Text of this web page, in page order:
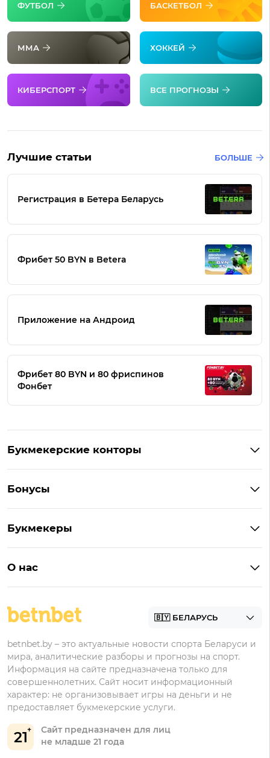
ФУТБОЛ БАСКЕТБОЛ
ММА ХОККЕЙ
КИБЕРСПОРТ ВСЕ ПРОГНОЗЫ
Лучшие статьи БОЛЬШЕ
Регистрация в Бетера Беларусь
Фрибет 50 BYN в Betera
Приложение на Андроид
Фрибет 80 BYN и 80 фриспинов
Фонбет
Букмекерские конторы
Букмекеры на Андроид
БК для ставок на киберспорт
Бонусы
Бонус на депозит
Бонусы Бетера
Бонусы Винлайн
Букмекеры
Марафонбет
О нас
21
Сайт предназначен для лиц
не младше 21 года
betnbet.by – это актуальные новости спорта Беларуси и
мира, аналитические разборы и прогнозы на спорт.
Информация на сайте предназначена только для
совершеннолетних. Сайт носит информационный
характер: не организовывает игры на деньги и не
предоставляет букмекерские услуги.